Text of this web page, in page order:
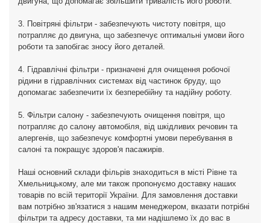
3. Повітряні фільтри - забезпечують чистоту повітря, що
потрапляє до двигуна, що забезпечує оптимальні умови його
роботи та запобігає зносу його деталей.
4. Гідравлічні фільтри - призначені для очищення робочої
рідини в гідравлічних системах від частинок бруду, що
допомагає забезпечити їх безперебійну та надійну роботу.
5. Фільтри салону - забезпечують очищення повітря, що
потрапляє до салону автомобіля, від шкідливих речовин та
алергенів, що забезпечує комфортні умови перебування в
салоні та покращує здоров'я пасажирів.
Наші основний склади фільрів знаходиться в місті Рівне та
Хмельницькому, але ми також пропонуємо доставку наших
товарів по всій території України. Для замовлення доставки
вам потрібно зв'язатися з нашим менеджером, вказати потрібні
фільтри та адресу доставки, та ми надішлемо їх до вас в